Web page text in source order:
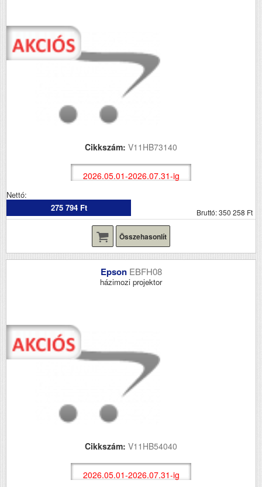
Cikkszám: V11HB73140
2026.05.01-2026.07.31-ig
Nettó:
275 794 Ft
Bruttó: 350 258 Ft
Összehasonlít
Epson EBFH08
házimozi projektor
Cikkszám: V11HB54040
2026.05.01-2026.07.31-ig